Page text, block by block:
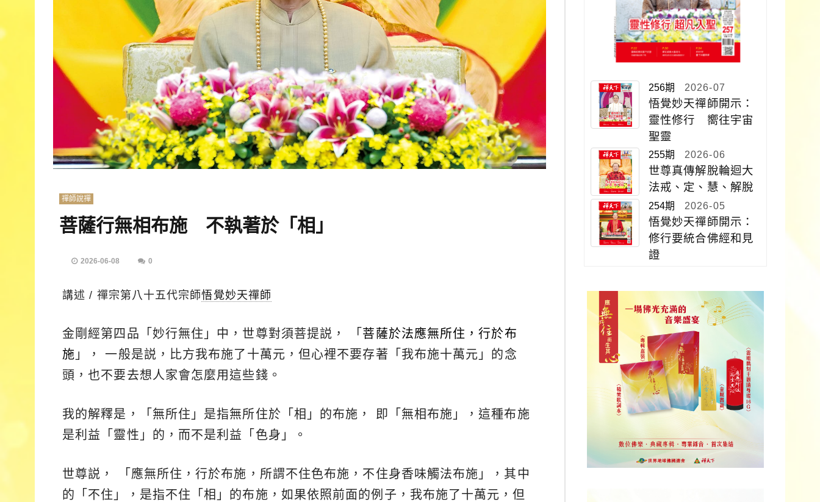
禪師說禪
菩薩行無相布施 不執著於「相」
2026-06-08 0
講述 / 禪宗第八十五代宗師悟覺妙天禪師
金剛經第四品「妙行無住」中，世尊對須菩提説， 「 菩薩於法應無所住，行於布
施 」， 一般是説，比方我布施了十萬元，但心裡不要存著「我布施十萬元」的念
頭，也不要去想人家會怎麼用這些錢。
我的解釋是，「無所住」是指無所住於「相」的布施， 即「無相布施」，這種布施
是利益「靈性」的，而不是利益「色身」。
世尊説， 「應無所住，行於布施，所謂不住色布施，不住身香味觸法布施」，其中
的「不住」，是指不住「相」的布施，如果依照前面的例子，我布施了十萬元，但
256期 2026-07
悟覺妙天禪師開示：
靈性修行 嚮往宇宙
聖靈
255期 2026-06
世尊真傳解脫輪迴大
法戒、定、慧、解脫
254期 2026-05
悟覺妙天禪師開示：
修行要統合佛經和見
證